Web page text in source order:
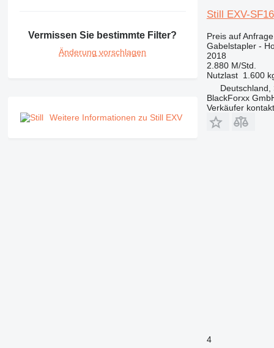
Vermissen Sie bestimmte Filter?
Änderung vorschlagen
Weitere Informationen zu Still EXV
Still EXV-SF16
Preis auf Anfrage
Gabelstapler -
2018
2.880 M/Std.
Nutzlast 1.600
Deutschland,
BlackForxx
Verkäufer
4